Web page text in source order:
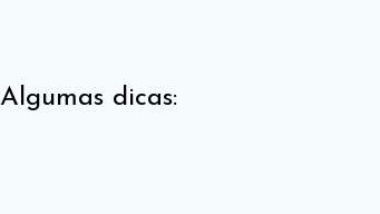
Algumas dicas: